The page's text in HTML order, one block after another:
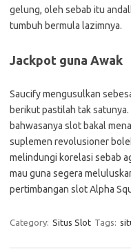
gelung, oleh sebab itu
tumbuh bermula lazimnya.
Jackpot guna Awak
Saucify mengusulkan
berikut pastilah tak
bahwasanya slot bakal
suplemen revolusioner
melindungi korelasi sebab
mau guna segera
pertimbangan slot Alpha
Category: Situs Slot Tags: